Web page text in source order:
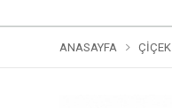
ANASAYFA ÇIÇEK